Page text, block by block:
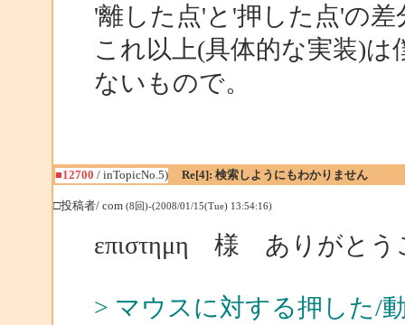
'離した点'と'押した点'の
これ以上(具体的な実装)
ないもので。
■12700 / inTopicNo.5) Re[4]: 検索しようにもわかりません
□投稿者/ com (8回)-(2008/01/15(Tue) 13:54:16)
επιστημη 様 ありがとう
> マウスに対する押した/